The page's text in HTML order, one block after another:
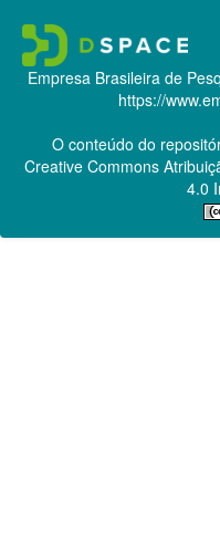
Empresa Brasileira de
https://
O conteúdo do
Creative Commons
4.0